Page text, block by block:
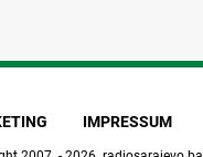
IMPRESSUM